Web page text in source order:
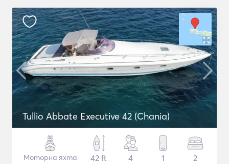
Tullio Abbate Executive 42 (Chania)
Моторна яхта
42 ft
4 1 2